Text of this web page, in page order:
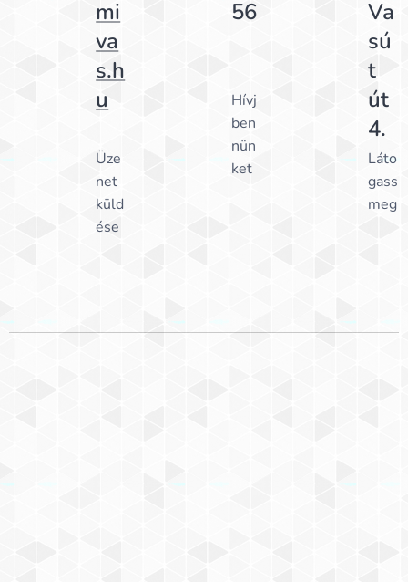
mi
va
s.h
u
Üze
net
küld
ése
56
Hívj
ben
nün
ket
Va
sú
t
út
4.
Láto
gass
meg